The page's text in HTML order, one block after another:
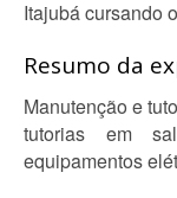
Itajubá cursando
Resumo da
Manutenção e
tutorias em
equipamentos